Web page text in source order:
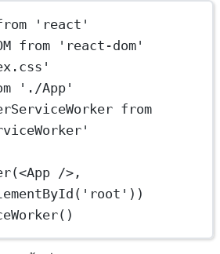
'react'
from
'react-dom'
'./App'
from
(<App />,
( 'root' ))
()